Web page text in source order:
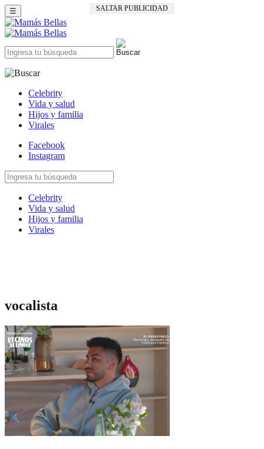
SALTAR PUBLICIDAD
☰
Celebrity
Vida y salud
Hijos y familia
Virales
Facebook
Instagram
Celebrity
Vida y salud
Hijos y familia
Virales
vocalista